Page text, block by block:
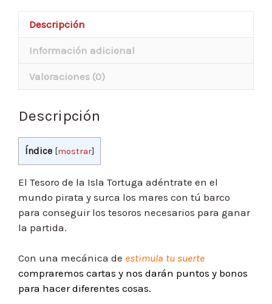
Descripción
Información adicional
Valoraciones (0)
Descripción
Índice [mostrar]
El Tesoro de la Isla Tortuga adéntrate en el
mundo pirata y surca los mares con tú barco
para conseguir los tesoros necesarios para ganar
la partida.
Con una mecánica de estimula tu suerte
compraremos cartas y nos darán puntos y bonos
para hacer diferentes cosas.